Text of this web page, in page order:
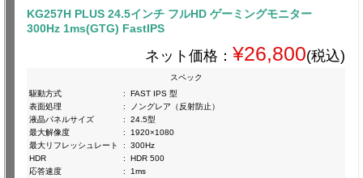
KG257H PLUS 24.5インチ フルHD ゲーミングモニター
300Hz 1ms(GTG) FastIPS
ネット価格： ¥26,800(税込)
スペック
駆動方式
:
FAST IPS 型
表面処理
:
ノングレア（反射防止）
液晶パネルサイズ
:
24.5型
最大解像度
:
1920×1080
最大リフレッシュレート
:
300Hz
HDR
:
HDR 500
応答速度
:
1ms